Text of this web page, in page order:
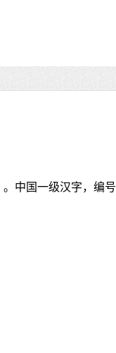
。中国一级汉字，编号